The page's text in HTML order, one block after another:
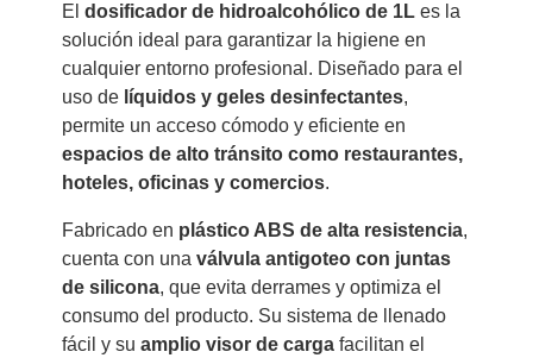
El dosificador de hidroalcohólico de 1Les la
solución ideal para garantizar la higiene en
cualquier entorno profesional. Diseñado para el
uso de líquidos y geles desinfectantes,
permite un acceso cómodo y eficiente en
espacios de alto tránsito como restaurantes,
hoteles, oficinas y comercios.
Fabricado en plástico ABS de alta resistencia,
cuenta con una válvula antigoteo con juntas
de silicona, que evita derrames y optimiza el
consumo del producto. Su sistema de llenado
fácil y su amplio visor de cargafacilitan el